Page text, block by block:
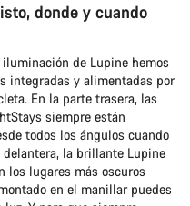
donde y cuando
de Lupine hemos
integradas y alimentadas por
En la parte trasera, las
siempre están
todos los ángulos cuando
la brillante Lupine
los lugares más oscuros
en el manillar puedes